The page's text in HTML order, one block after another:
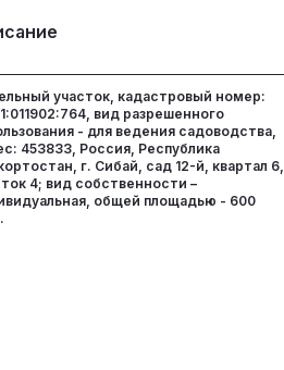
участок, кадастровый номер:
вид разрешенного
- для ведения садоводства,
453833, Россия, Республика
г. Сибай, сад 12-й, квартал 6,
4; вид собственности –
общей площадью - 600